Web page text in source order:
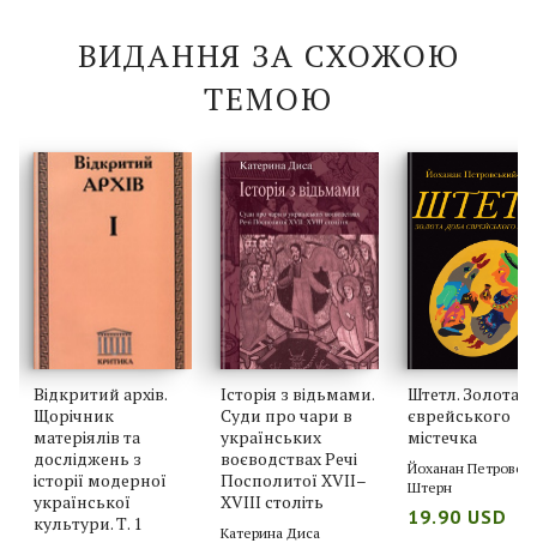
ВИДАННЯ ЗА СХОЖОЮ
ТЕМОЮ
Відкритий архів.
Щорічник
матеріялів та
досліджень з
історії модерної
української
культури. Т. 1
Історія з відьмами.
Суди про чари в
українських
воєводствах Речі
Посполитої XVII–
XVIII століть
Катерина Диса
Штетл. Золота
єврейського
містечка
Йоханан
Штерн
19.90 USD